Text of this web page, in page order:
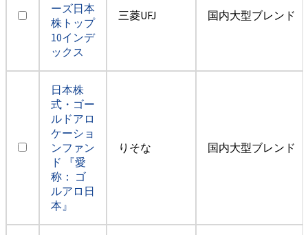
ーズ日本
株トップ
10インデ
ックス
三菱UFJ 国内大型ブレンド
日本株
式・ゴー
ルドアロ
ケーショ
ンファン
ド 『愛
称： ゴ
ルアロ日
本』
りそな 国内大型ブレンド